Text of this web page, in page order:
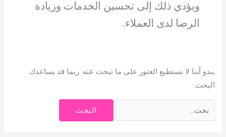
ويؤدي ذلك إلى تحسين الخدمات وزيادة
الرضا لدى العملاء.
يبدو أننا لا نستطيع العثور على ما تبحث عنه. ربما قد يساعدك
البحث.